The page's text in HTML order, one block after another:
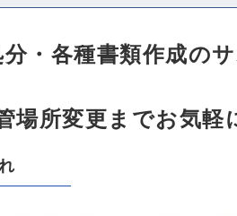
・各種書類作成の
場所変更までお気軽